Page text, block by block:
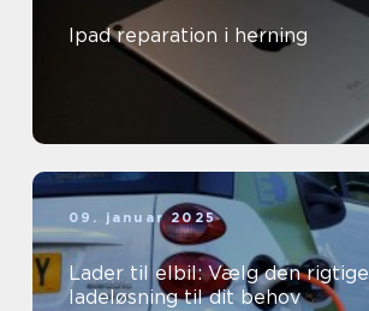
Ipad reparation i herning
09. januar 2025
Lader til elbil: Vælg den rigtige
ladeløsning til dit behov